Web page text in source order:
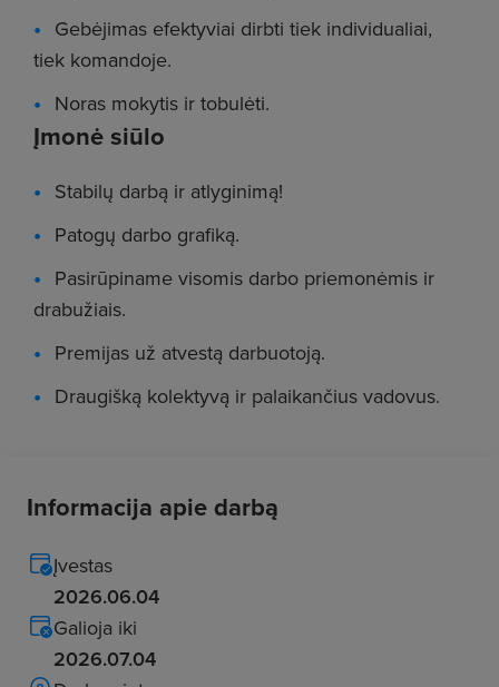
Gebėjimas efektyviai dirbti tiek individualiai,
tiek komandoje.
Noras mokytis ir tobulėti.
Įmonė siūlo
Stabilų darbą ir atlyginimą!
Patogų darbo grafiką.
Pasirūpiname visomis darbo priemonėmis ir
drabužiais.
Premijas už atvestą darbuotoją.
Draugišką kolektyvą ir palaikančius vadovus.
Informacija apie darbą
Įvestas
2026.06.04
Galioja iki
2026.07.04